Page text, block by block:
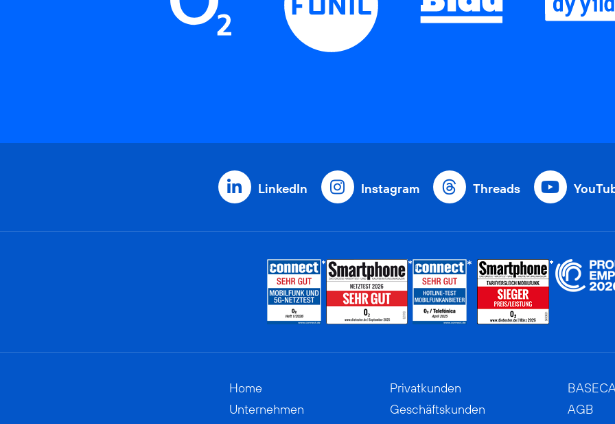
LinkedIn Instagram Threads
Home
Unternehmen
Privatkunden
Geschäftskunden
AGB